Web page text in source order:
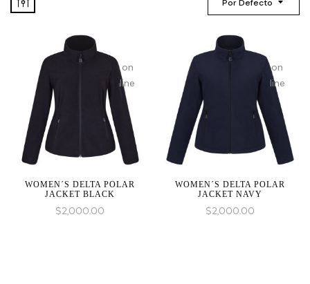
Por Defecto
on
line
WOMEN´S DELTA POLAR
JACKET BLACK
$2,000.00
on
line
WOMEN´S DELTA POLAR
JACKET NAVY
$2,000.00